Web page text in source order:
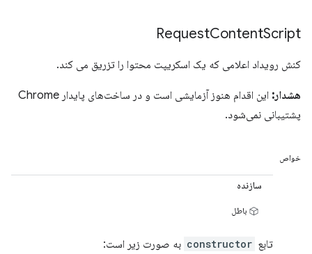
RequestContentScript
کنش رویداد اعلامی که یک اسکریپت محتوا را تزریق می کند.
هشدار:
این اقدام هنوز آزمایشی است و در ساخت‌های پایدار Chrome
پشتیبانی نمی‌شود.
خواص
سازنده
باطل
تابع constructor به صورت زیر است: